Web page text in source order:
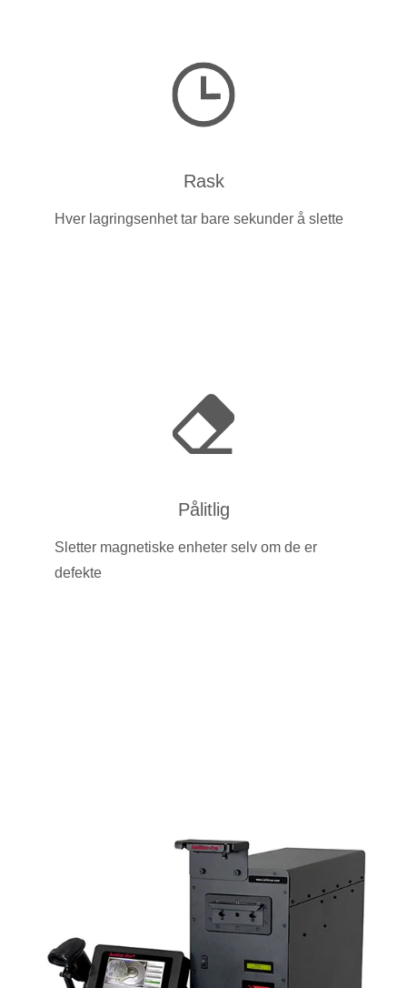
Rask
Hver lagringsenhet tar bare sekunder å slette
Pålitlig
Sletter magnetiske enheter selv om de er
defekte